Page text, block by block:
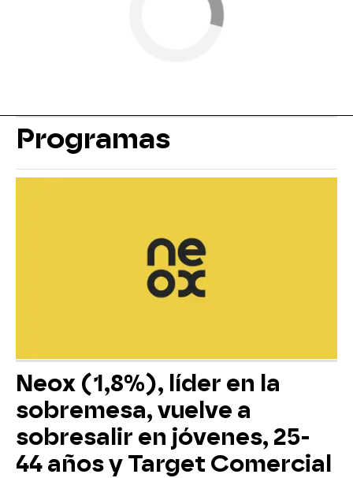
Programas
Neox (1,8%), líder en la
sobremesa, vuelve a
sobresalir en jóvenes, 25-
44 años y Target Comercial